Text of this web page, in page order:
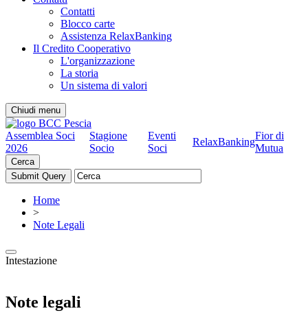
Contatti
Blocco carte
Assistenza RelaxBanking
Il Credito Cooperativo
L'organizzazione
La storia
Un sistema di valori
Chiudi menu
Assemblea Soci
2026
Stagione
Socio
Eventi
Soci
RelaxBanking
Fior di
Mutua
Cerca
Home
>
Note Legali
Intestazione
Note legali